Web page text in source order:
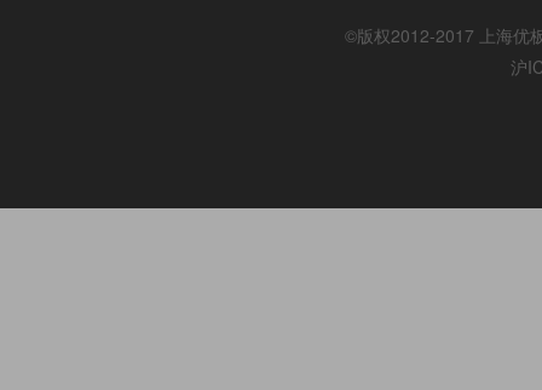
©版权2012-2017 上海优
沪